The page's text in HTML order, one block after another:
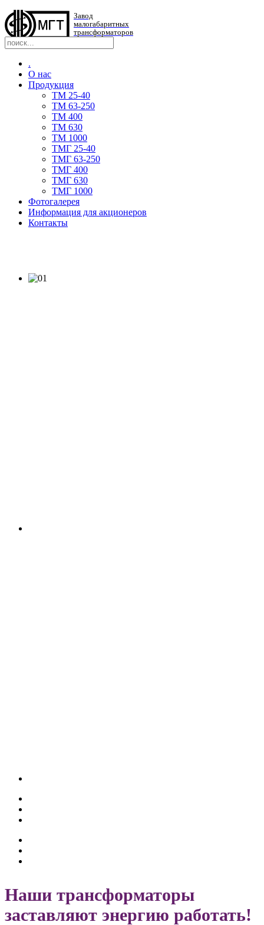
Завод
малогабаритных
трансформаторов
.
О нас
Продукция
TM 25-40
TM 63-250
ТМ 400
ТМ 630
ТМ 1000
TMГ 25-40
TMГ 63-250
ТМГ 400
ТМГ 630
ТМГ 1000
Фотогалерея
Информация для акционеров
Контакты
Наши трансформаторы
заставляют энергию работать!